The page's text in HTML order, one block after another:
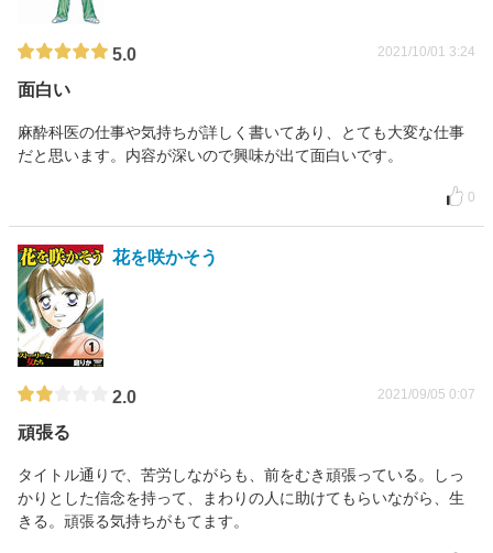
5.0 2021/10/01 3:24
面白い
麻酔科医の仕事や気持ちが詳しく書いてあり、とても大変な仕事
だと思います。内容が深いので興味が出て面白いです。
0
花を咲かそう
2.0 2021/09/05 0:07
頑張る
タイトル通りで、苦労しながらも、前をむき頑張っている。しっ
かりとした信念を持って、まわりの人に助けてもらいながら、生
きる。頑張る気持ちがもてます。